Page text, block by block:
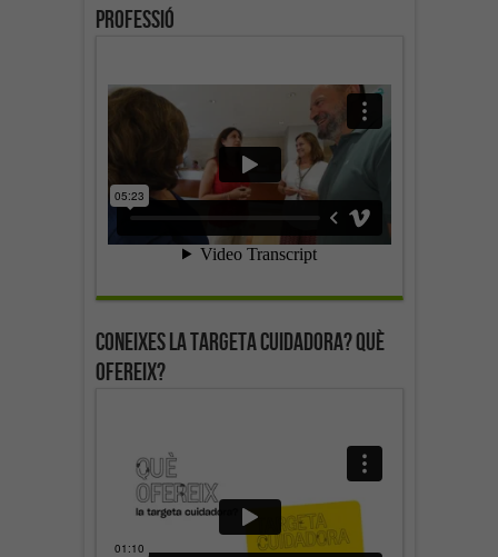
professió
Coneixes la targeta cuidadora? Què
ofereix?